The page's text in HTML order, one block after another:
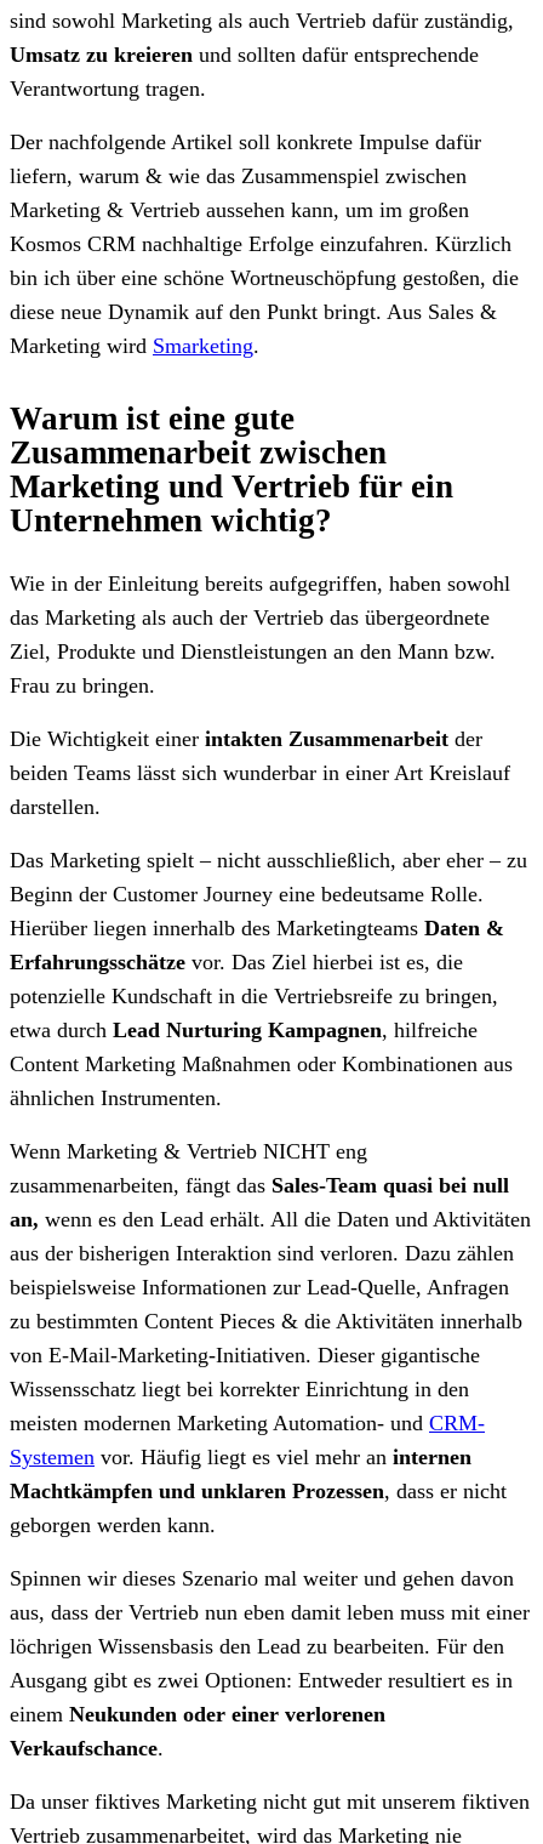
sind sowohl Marketing als auch Vertrieb dafür zuständig,
Umsatz zu kreieren und sollten dafür entsprechende
Verantwortung tragen.
Der nachfolgende Artikel soll konkrete Impulse dafür
liefern, warum & wie das Zusammenspiel zwischen
Marketing & Vertrieb aussehen kann, um im großen
Kosmos CRM nachhaltige Erfolge einzufahren. Kürzlich
bin ich über eine schöne Wortneuschöpfung gestoßen, die
diese neue Dynamik auf den Punkt bringt. Aus Sales &
Marketing wird Smarketing.
Warum ist eine gute
Zusammenarbeit zwischen
Marketing und Vertrieb für ein
Unternehmen wichtig?
Wie in der Einleitung bereits aufgegriffen, haben sowohl
das Marketing als auch der Vertrieb das übergeordnete
Ziel, Produkte und Dienstleistungen an den Mann bzw.
Frau zu bringen.
Die Wichtigkeit einer intakten Zusammenarbeit der
beiden Teams lässt sich wunderbar in einer Art Kreislauf
darstellen.
Das Marketing spielt – nicht ausschließlich, aber eher – zu
Beginn der Customer Journey eine bedeutsame Rolle.
Hierüber liegen innerhalb des Marketingteams Daten &
Erfahrungsschätze vor. Das Ziel hierbei ist es, die
potenzielle Kundschaft in die Vertriebsreife zu bringen,
etwa durch Lead Nurturing Kampagnen, hilfreiche
Content Marketing Maßnahmen oder Kombinationen aus
ähnlichen Instrumenten.
Wenn Marketing & Vertrieb NICHT eng
zusammenarbeiten, fängt das Sales-Team quasi bei null
an, wenn es den Lead erhält. All die Daten und Aktivitäten
aus der bisherigen Interaktion sind verloren. Dazu zählen
beispielsweise Informationen zur Lead-Quelle, Anfragen
zu bestimmten Content Pieces & die Aktivitäten innerhalb
von E-Mail-Marketing-Initiativen. Dieser gigantische
Wissensschatz liegt bei korrekter Einrichtung in den
meisten modernen Marketing Automation- und CRM-
Systemen vor. Häufig liegt es viel mehr an internen
Machtkämpfen und unklaren Prozessen, dass er nicht
geborgen werden kann.
Spinnen wir dieses Szenario mal weiter und gehen davon
aus, dass der Vertrieb nun eben damit leben muss mit einer
löchrigen Wissensbasis den Lead zu bearbeiten. Für den
Ausgang gibt es zwei Optionen: Entweder resultiert es in
einem Neukunden oder einer verlorenen
Verkaufschance.
Da unser fiktives Marketing nicht gut mit unserem fiktiven
Vertrieb zusammenarbeitet, wird das Marketing nie